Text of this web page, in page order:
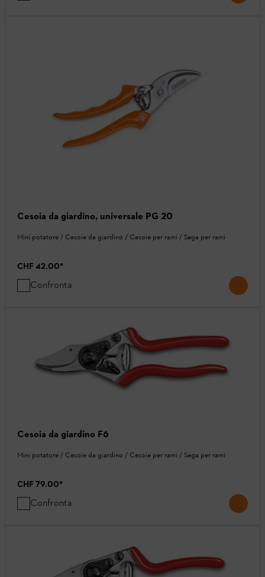
Cesoia da giardino, universale PG 20
Mini potatore / Cesoie da giardino / Cesoie per rami / Sega per rami
CHF 42.00*
Confronta
Cesoia da giardino F6
Mini potatore / Cesoie da giardino / Cesoie per rami / Sega per rami
CHF 79.00*
Confronta